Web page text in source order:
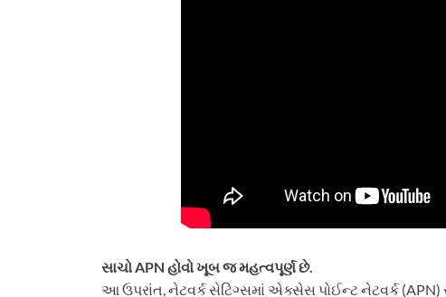
સાચો APN હોવો ખૂબ જ મહત્વપૂર્ણ છે.
આ ઉપરાંત, નેટવર્ક સેટિંગ્સમાં એક્સેસ પોઈન્ટ નેટવર્ક (APN)